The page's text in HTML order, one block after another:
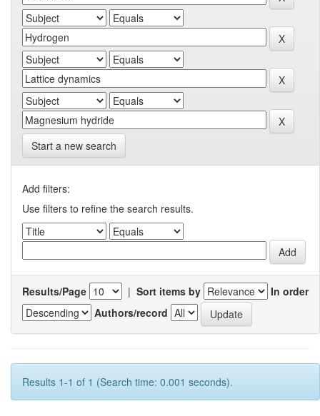
Start a new search
Add filters:
Use filters to refine the search results.
Results/Page | Sort items by
In order
Authors/record
Results 1-1 of 1 (Search time: 0.001 seconds).